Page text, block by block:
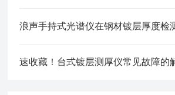
浪声手持式光谱仪在钢材镀层厚度检
速收藏！台式镀层测厚仪常见故障的